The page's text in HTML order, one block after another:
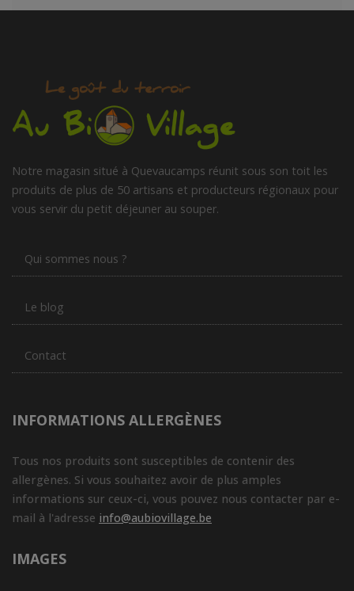
Notre magasin situé à Quevaucamps réunit sous son toit les
produits de plus de 50 artisans et producteurs régionaux pour
vous servir du petit déjeuner au souper.
Qui sommes nous ?
Le blog
Contact
INFORMATIONS ALLERGÈNES
Tous nos produits sont susceptibles de contenir des
allergènes. Si vous souhaitez avoir de plus amples
informations sur ceux-ci, vous pouvez nous contacter par e-
mail à l'adresse info@aubiovillage.be
IMAGES